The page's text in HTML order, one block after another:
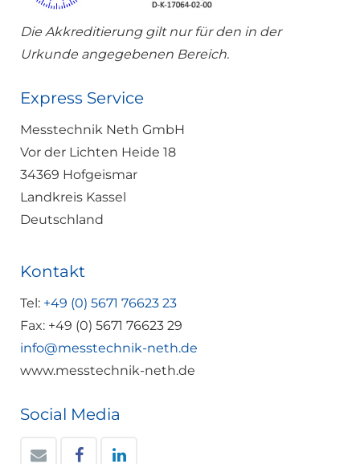
Die Akkreditierung gilt nur für den in der
Urkunde angegebenen Bereich.
Express Service
Messtechnik Neth GmbH
Vor der Lichten Heide 18
34369 Hofgeismar
Landkreis Kassel
Deutschland
Kontakt
Tel: +49 (0) 5671 76623 23
Fax: +49 (0) 5671 76623 29
info@messtechnik-neth.de
www.messtechnik-neth.de
Social Media